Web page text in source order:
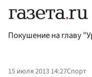
Покушение на главу
15 июля 2013 14:27Спорт